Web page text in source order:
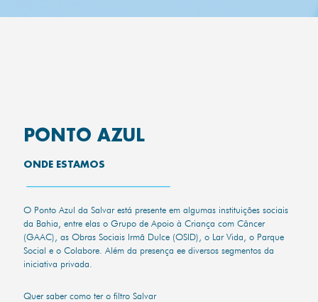
PONTO AZUL
ONDE ESTAMOS
O Ponto Azul da Salvar está presente em algumas instituições sociais
da Bahia, entre elas o Grupo de Apoio à Criança com Câncer
(GAAC), as Obras Sociais Irmã Dulce (OSID), o Lar Vida, o Parque
Social e o Colabore. Além da presença ee diversos segmentos da
iniciativa privada.
Quer saber como ter o filtro Salvar